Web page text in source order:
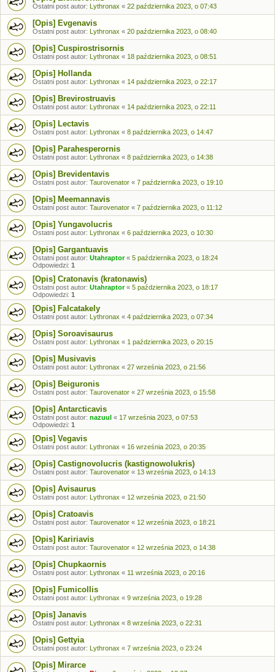
Ostatni post autor: Lythronax « 22 października 2023, o 07:43
[Opis] Evgenavis
Ostatni post autor: Lythronax « 20 października 2023, o 08:40
[Opis] Cuspirostrisornis
Ostatni post autor: Lythronax « 18 października 2023, o 08:51
[Opis] Hollanda
Ostatni post autor: Lythronax « 14 października 2023, o 22:17
[Opis] Brevirostruavis
Ostatni post autor: Lythronax « 14 października 2023, o 22:11
[Opis] Lectavis
Ostatni post autor: Lythronax « 8 października 2023, o 14:47
[Opis] Parahesperornis
Ostatni post autor: Lythronax « 8 października 2023, o 14:38
[Opis] Brevidentavis
Ostatni post autor: Taurovenator « 7 października 2023, o 19:10
[Opis] Meemannavis
Ostatni post autor: Taurovenator « 7 października 2023, o 11:12
[Opis] Yungavolucris
Ostatni post autor: Lythronax « 6 października 2023, o 10:30
[Opis] Gargantuavis
Ostatni post autor: Utahraptor« 5 października 2023, o 18:24
Odpowiedzi: 1
[Opis] Cratonavis (kratonawis)
Ostatni post autor: Utahraptor« 5 października 2023, o 18:17
Odpowiedzi: 1
[Opis] Falcatakely
Ostatni post autor: Lythronax « 4 października 2023, o 07:34
[Opis] Soroavisaurus
Ostatni post autor: Lythronax « 1 października 2023, o 20:15
[Opis] Musivavis
Ostatni post autor: Lythronax « 27 września 2023, o 21:56
[Opis] Beiguronis
Ostatni post autor: Taurovenator « 27 września 2023, o 15:58
[Opis] Antarcticavis
Ostatni post autor: nazuul « 17 września 2023, o 07:53
Odpowiedzi: 1
[Opis] Vegavis
Ostatni post autor: Lythronax « 16 września 2023, o 20:35
[Opis] Castignovolucris (kastignowolukris)
Ostatni post autor: Taurovenator « 13 września 2023, o 14:13
[Opis] Avisaurus
Ostatni post autor: Lythronax « 12 września 2023, o 21:50
[Opis] Cratoavis
Ostatni post autor: Taurovenator « 12 września 2023, o 18:21
[Opis] Kaririavis
Ostatni post autor: Taurovenator « 12 września 2023, o 14:38
[Opis] Chupkaornis
Ostatni post autor: Lythronax « 11 września 2023, o 20:16
[Opis] Fumicollis
Ostatni post autor: Lythronax « 9 września 2023, o 19:28
[Opis] Janavis
Ostatni post autor: Lythronax « 8 września 2023, o 22:31
[Opis] Gettyia
Ostatni post autor: Lythronax « 7 września 2023, o 23:24
[Opis] Mirarce